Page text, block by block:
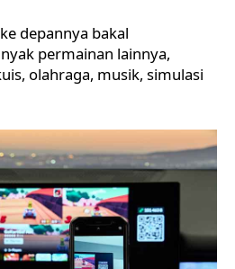
depannya bakal
permainan lainnya,
olahraga, musik, simulasi